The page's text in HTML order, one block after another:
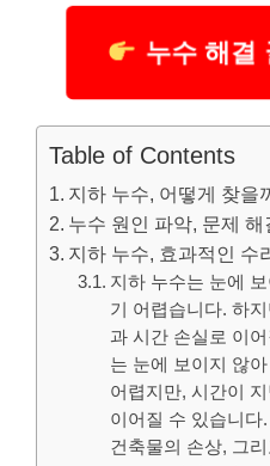
누수 해결
Table of Contents
지하 누수, 어떻게 찾을
누수 원인 파악, 문제 해
지하 누수, 효과적인 수
지하 누수는 눈에
기 어렵습니다. 하
과 시간 손실로 이
는 눈에 보이지 않
어렵지만, 시간이
이어질 수 있습니다
건축물의 손상, 그